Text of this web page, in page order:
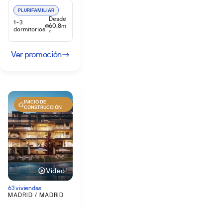
PLURIFAMILIAR
1-3
dormitorios
Desde
60,8m
2
Ver promoción
INICIO DE
CONSTRUCCIÓN
Vídeo
63 viviendas
MADRID / MADRID